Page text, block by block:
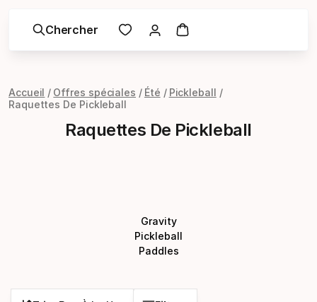
Chercher
Accueil Offres spéciales Été
Pickleball
Raquettes De Pickleball
Raquettes De Pickleball
Gravity
Pickleball
Paddles